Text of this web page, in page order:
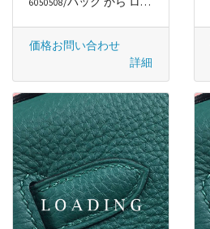
6050508
価格お問い合わせ
詳細